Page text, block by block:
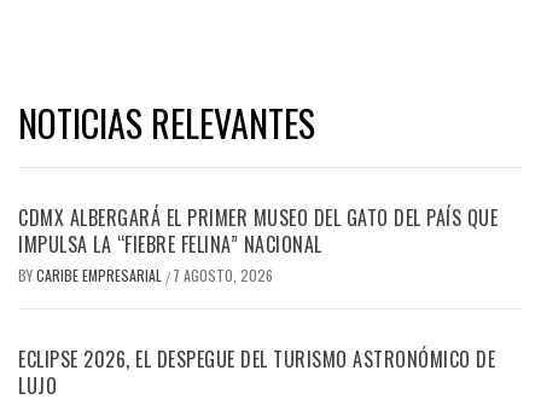
NOTICIAS RELEVANTES
CDMX ALBERGARÁ EL PRIMER MUSEO DEL GATO DEL PAÍS QUE
IMPULSA LA “FIEBRE FELINA” NACIONAL
BYCARIBE EMPRESARIAL / 7 AGOSTO, 2026
ECLIPSE 2026, EL DESPEGUE DEL TURISMO ASTRONÓMICO DE
LUJO